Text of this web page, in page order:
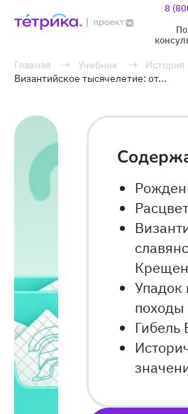
8
Главная Учебник
История
Византийское тысячелетие: от...
Упадок
походы
Гибель